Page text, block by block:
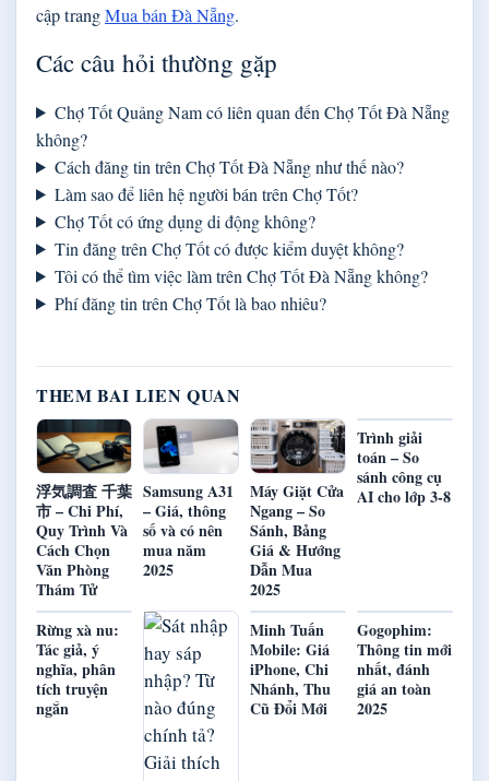
cập trangMua bán Đà Nẵng.
Các câu hỏi thường gặp
Chợ Tốt Quảng Nam có liên quan đến Chợ Tốt Đà Nẵng
không?
Cách đăng tin trên Chợ Tốt Đà Nẵng như thế nào?
Làm sao để liên hệ người bán trên Chợ Tốt?
Chợ Tốt có ứng dụng di động không?
Tin đăng trên Chợ Tốt có được kiểm duyệt không?
Tôi có thể tìm việc làm trên Chợ Tốt Đà Nẵng không?
Phí đăng tin trên Chợ Tốt là bao nhiêu?
THEM BAI LIEN QUAN
浮気調査 千葉
市 – Chi Phí,
Quy Trình Và
Cách Chọn
Văn Phòng
Thám Tử
Samsung A31
– Giá, thông
số và có nên
mua năm
2025
Máy Giặt Cửa
Ngang – So
Sánh, Bảng
Giá & Hướng
Dẫn Mua
2025
Trình giải
toán – So
sánh công cụ
AI cho lớp 3-8
Rừng xà nu:
Tác giả, ý
nghĩa, phân
tích truyện
ngắn
Minh Tuấn
Mobile: Giá
iPhone, Chi
Nhánh, Thu
Cũ Đổi Mới
Gogophim:
Thông tin mới
nhất, đánh
giá an toàn
2025